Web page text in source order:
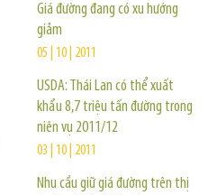
Giá đường đang có xu hướng
giảm
05 | 10 | 2011
USDA: Thái Lan có thể xuất
khẩu 8,7 triệu tấn đường trong
niên vụ 2011/12
03 | 10 | 2011
Nhu cầu giữ giá đường trên thị